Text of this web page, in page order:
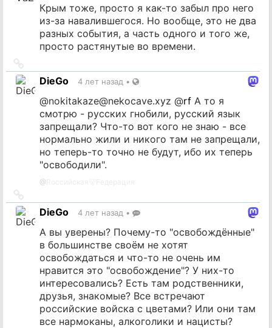
Крым тоже, просто я как-то забыл про него
из-за навалившегося. Но вообще, это не два
разных события, а часть одного и того же,
просто растянутые во времени.
на
источник
DieGo 4 лет назад •
@nokitakaze@nekocave.xyz @rf А то я
смотрю - русских гнобили, русский язык
запрещали? Что-то вот кого не знаю - все
нормально жили и никого там не запрещали,
но теперь-то точно не будут, ибо их теперь
"освободили".
@
на
источник
DieGo 4 лет назад •
А вы уверены? Почему-то "освобождённые"
в большинстве своём не хотят
освобождаться и что-то не очень им
нравится это "освобождение"? У них-то
интересовались? Есть там родственники,
друзья, знакомые? Все встречают
российские войска с цветами? Или они там
все нармоканы, алкоголики и нацисты?